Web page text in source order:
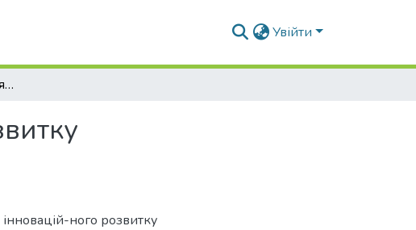
Увійти
Фінансове забезпечення інноваційного розвитку сільськогосподарських підприємств
інновацій-ного розвитку